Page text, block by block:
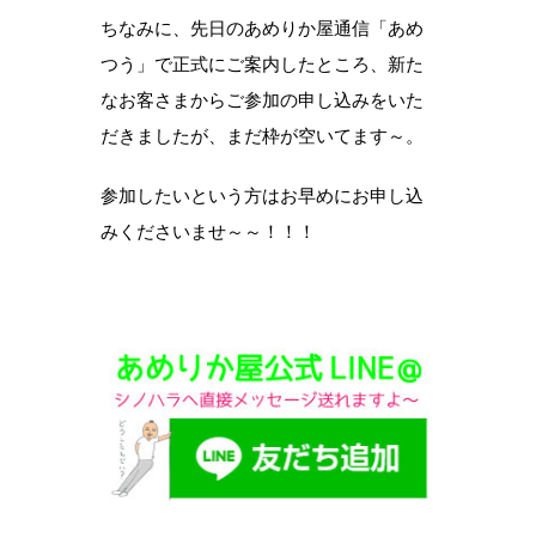
ちなみに、先日のあめりか屋通信「あめ
つう」で正式にご案内したところ、新た
なお客さまからご参加の申し込みをいた
だきましたが、まだ枠が空いてます～。
参加したいという方はお早めにお申し込
みくださいませ～～！！！